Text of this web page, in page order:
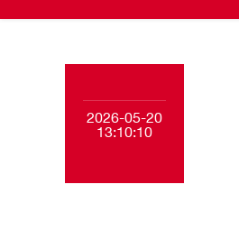
2026-05-20
13:10:10